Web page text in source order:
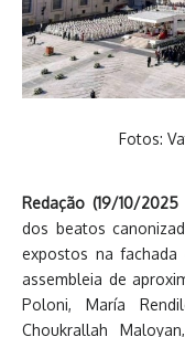
Fotos:
Redação (19/10/2025
dos beatos
expostos na
assembleia de
Poloni, María
Choukrallah